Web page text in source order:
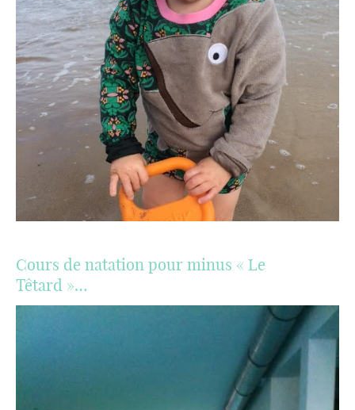
Cours de natation pour minus « Le
Têtard »…